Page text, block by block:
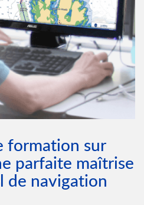
formation sur
parfaite maîtrise
de navigation